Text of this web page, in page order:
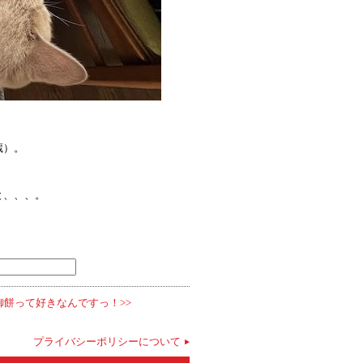
。
、、。
って好きなんですっ！>>
プライバシーポリシーについて